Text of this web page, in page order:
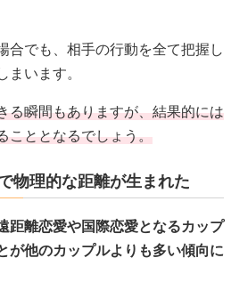
合でも、相手の行動を全て把握し
います。
る瞬間もありますが、結果的には
こととなるでしょう。
物理的な距離が生まれた
距離恋愛や国際恋愛となるカップ
が他のカップルよりも多い傾向に